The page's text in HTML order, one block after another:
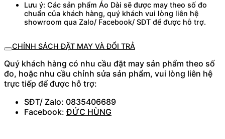
Lưu ý: Các sản phẩm Áo Dài sẽ được may theo số đo
chuẩn của khách hàng, quý khách vui lòng liên hệ
showroom qua Zalo/ Facebook/ SĐT để được hỗ trợ.
CHÍNH SÁCH ĐẶT MAY VÀ ĐỔI TRẢ
Quý khách hàng có nhu cầu đặt may sản phẩm theo số
đo, hoặc nhu cầu chỉnh sửa sản phẩm, vui lòng liên hệ
trực tiếp để được hỗ trợ:
SĐT/ Zalo: 0835406689
Facebook:ĐỨC HÙNG